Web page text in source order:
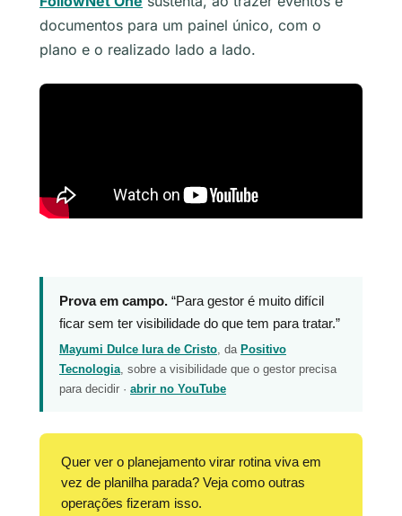
documentos para um painel único, com o
plano e o realizado lado a lado.
Prova em campo. “Para gestor é muito difícil
ficar sem ter visibilidade do que tem para tratar.”
Mayumi Dulce Iura de Cristo , da Positivo
Tecnologia , sobre a visibilidade que o gestor precisa
para decidir · abrir no YouTube
Quer ver o planejamento virar rotina viva em
vez de planilha parada? Veja como outras
operações fizeram isso.